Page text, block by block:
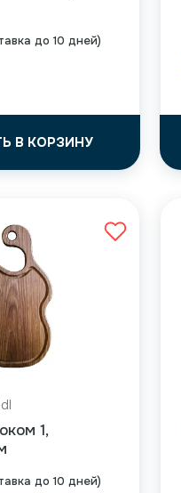
до 10 дней)
В КОРЗИНУ
до 10 дней)
1,